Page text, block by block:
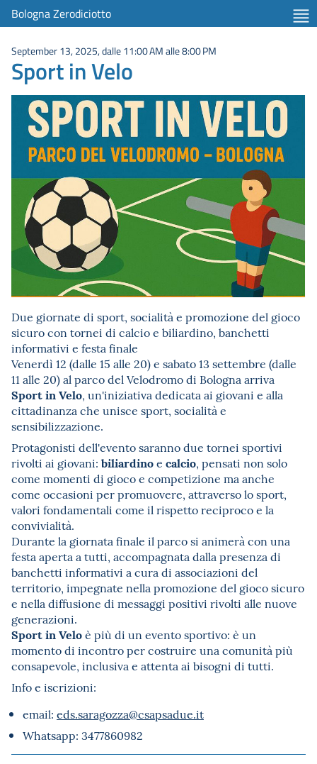
Bologna Zerodiciotto
September 13, 2025, dalle 11:00 AM alle 8:00 PM
Sport in Velo
Due giornate di sport, socialità e promozione del gioco
sicuro con tornei di calcio e biliardino, banchetti
informativi e festa finale
Venerdì 12 (dalle 15 alle 20) e sabato 13 settembre (dalle
11 alle 20) al parco del Velodromo di Bologna arriva
Sport in Velo, un'iniziativa dedicata ai giovani e alla
cittadinanza che unisce sport, socialità e
sensibilizzazione.
Protagonisti dell'evento saranno due tornei sportivi
rivolti ai giovani: biliardinoe calcio, pensati non solo
come momenti di gioco e competizione ma anche
come occasioni per promuovere, attraverso lo sport,
valori fondamentali come il rispetto reciproco e la
convivialità.
Durante la giornata finale il parco si animerà con una
festa aperta a tutti, accompagnata dalla presenza di
banchetti informativi a cura di associazioni del
territorio, impegnate nella promozione del gioco sicuro
e nella diffusione di messaggi positivi rivolti alle nuove
generazioni.
Sport in Veloè più di un evento sportivo: è un
momento di incontro per costruire una comunità più
consapevole, inclusiva e attenta ai bisogni di tutti.
Info e iscrizioni:
email: eds.saragozza@csapsadue.it
Whatsapp: 3477860982